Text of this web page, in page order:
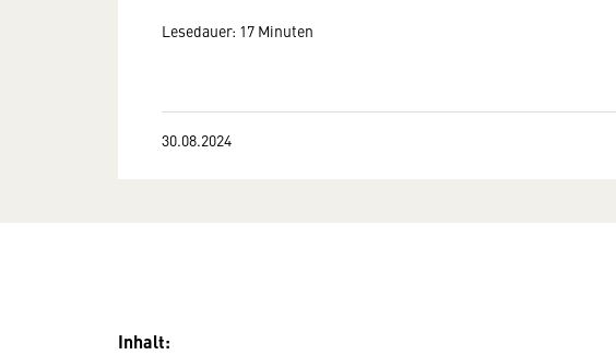
Lesedauer: 17 Minuten
30.08.2024
Inhalt: